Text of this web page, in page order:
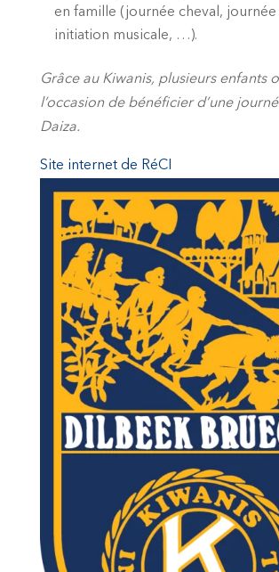
en famille (journée cheval, journée
initiation musicale, …).
Grâce au Kiwanis, plusieurs enfants
l’occasion de bénéficier d’une
Daiza.
Site internet de RéCI